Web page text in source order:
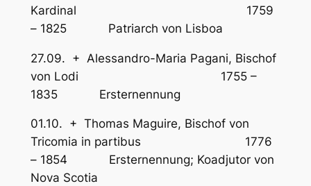
Kardinal 1759
– 1825 Patriarch von Lisboa
27.09. + Alessandro-Maria Pagani, Bischof
von Lodi 1755 –
1835 Ersternennung
01.10. + Thomas Maguire, Bischof von
Tricomia in partibus 1776
– 1854 Ersternennung; Koadjutor von
Nova Scotia